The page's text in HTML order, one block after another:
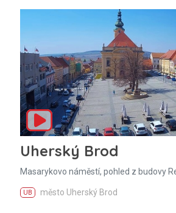
Uherský Brod
Masarykovo náměstí, pohled z budovy
UB město Uherský Brod